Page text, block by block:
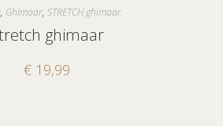
, Ghimaar, STRETCH ghimaar
ghimaar
€19,99